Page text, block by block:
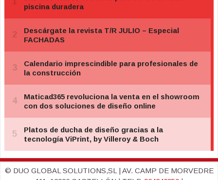
© DUO GLOBAL SOLUTIONS,SL | AV. CAMP DE MORVEDRE